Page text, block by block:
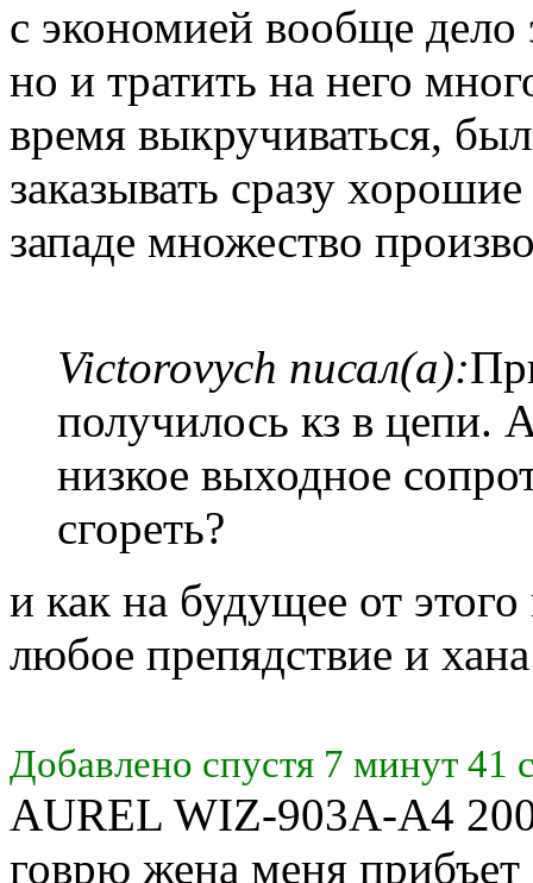
с экономией вообще дело
но и тратить на него
время выкручиваться,
заказывать сразу
западе множество
Victorovych писал(а):
получилось кз в цепи.
низкое выходное
сгореть?
и как на будущее от этого
любое препядствие и
Добавлено спустя 7 минут 41
AUREL WIZ-903A-A4
говрю жена меня прибъет